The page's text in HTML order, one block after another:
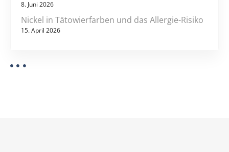
8. Juni 2026
Nickel in Tätowierfarben und das Allergie-Risiko
15. April 2026